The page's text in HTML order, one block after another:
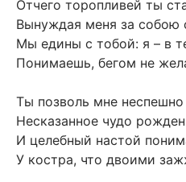
Отчего торопливей ты
Вынуждая меня за собою
Мы едины с тобой: я – в
Понимаешь, бегом не
Ты позволь мне
Несказанное чудо
И целебный настой
У костра, что двоими